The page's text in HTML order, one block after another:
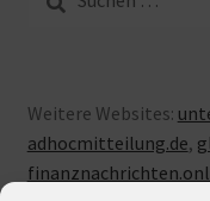
nach:
Weitere Websites:
adhocmitteilung.de,